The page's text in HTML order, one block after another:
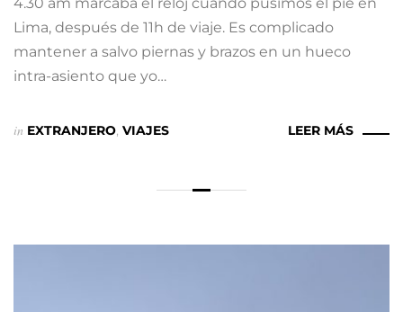
Lima, después de 11h de viaje. Es complicado
mantener a salvo piernas y brazos en un hueco
intra-asiento que yo…
in EXTRANJERO, VIAJES LEER MÁS